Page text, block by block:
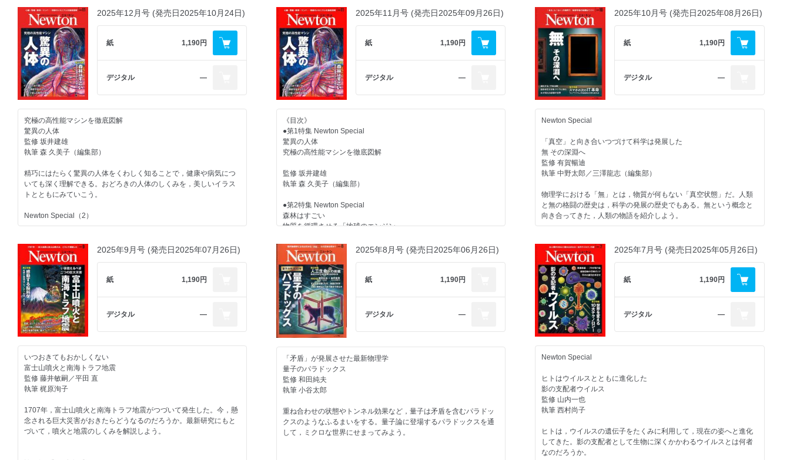
挑戦者
中村謙太郎 ─レアアース泥に挑む
南鳥島沖には希少な鉱物資源がある
聞き手 深谷 俊（編集部）
Topic
世界遺産の城
要塞から宮殿へ─城郭建築で読みとく人類史
写真 周 剣生
監修 中島智章
執筆 室橋織江
うその心理学
子供のうそは，心の成長の証
執筆 梶原洵子
Topic
透視の物理学
「宇宙線ミューオン」で，物体内部を撮影する
監修 森島邦博
執筆 小谷太郎
Topic
アンドロメダ銀河の 歩き方
衝突をくりかえしていた我が銀河の“隣人”
監修 森 正夫
執筆 小熊みどり
人工光合成 実用化への道
監修 佐山和弘
執筆 梶原洵子
シジュウカラの鳴き声には言葉があった
聞き手 深谷 俊（編集部）
Topic
タイル張りにひそむ数理
美しくも不思議な敷きつめ模様を鑑賞しよう
監修 小松和志
執筆 山田久美
Topic
消防テクノロジー最前線
監修 細川直史
執筆 鶴田智也（編集部）
Topic
衝突の痕跡から，地球史をたどる
監修 黒澤耕介
執筆 小熊みどり
定期購読のお申し込みはこちら
Newton Special（2）
生命・宇宙・気候の「今」を映す氷の大陸
激変する南極
大部分を氷におおわれる南極は，未解明の謎が多く残されてきた。
近年，南極で進む最新の研究によって気候変動の実態や生態系，宇
監修 杉山 慎／高橋晃周／久野成夫／吉田 滋
執筆 北原逸美
Topic
医療に革命をもたらす人工冬眠は実現可能か
監修 砂川玄志郎
天文学を変えた史上初の大型宇宙望遠鏡
監修 田村元秀
執筆 中野太郎
Topic
結び目の数学
絵で考える結び目の奥深い世界
監修 新庄玲子／田中 心
Topic
ミクロな構造が生む色と輝き
監修 吉岡伸也
執筆 小野寺佑紀
疲労と休息の科学
疲労の正体とは何か。どのような休息をとれば疲労は効果的に回復
するのか。最新研究をもとに科学的に解説しよう。
監修 渡辺恭良
執筆 西村尚子
挑戦者
大澤正彦─ドラえもんに挑む
意図を読みとり，人に寄り添うAIをつくる
聞き手 深谷 俊（編集部）
Topic
人間のとなりで暮らすクマ
街に出没する「アーバンベア」は なぜふえているのか？
監修 小池伸介
執筆 小野寺佑紀
Topic
「和算」の世界
日本独自に発展した高度な数学
監修 佐藤賢一
執筆 山田久美
Topic
歴史から消されたファラオ
ツタンカーメンの父，アクエンアテンの謎にせまる
写真 鈴木 革
監修 河合 望
執筆 迫野貴大（編集部）
Topic
道路の未来
監修 久田 真
執筆 梶原洵子
動きや変化の科学的なしくみを探る
錯視大図鑑
【試し読み】
Newton202512-098-099.jpg
Newton202601-070-071.jpg
静止画が動きだしたり，直線がゆがんでみえたり。脳をだますよう
につくられた，信じられないほど強力な錯視の数々をみていこう。
監修 北岡明佳
Topic
外ネコを取り巻く問題
【試し読み】
Newton202601-044-045.jpg
“国家レベルの多頭飼育崩壊”が生態系の破壊と感染症の蔓延を引きお
こす
監修 山田文雄／亘 悠哉
執筆 迫野貴大（編集部）
Topic
【試し読み】
Newton202601-054-055.jpg
周回機や探査車からとらえた赤い惑星の最新画像
監修 関根康人
執筆 岡本典明
Topic
エネルギーとは何か
エナジードリンクと宇宙をつなぐ物理学
監修 村山 斉
執筆 小谷太郎
Topic
転生した建築たち
見た目と用途の落差が，新たな魅力を生みだす
執筆 加藤まどみ
Topic
2025年12月号 (発売日2025年10月24日)
紙 1,190円
デジタル ―
究極の高性能マシンを徹底図解
驚異の人体
監修 坂井建雄
執筆 森 久美子（編集部）
精巧にはたらく驚異の人体をくわしく知ることで，健康や病気につ
いても深く理解できる。おどろきの人体のしくみを，美しいイラス
トとともにみていこう。
Newton Special（2）
森林はすごい
【試し読み】
Newton202511-058-059.jpg
Newton202511-060-061.jpg
森林が地球環境にあたえる影響は炭素の循環だけではない。飲み水
を供給したり，災害を防いだり，海の生物に栄養をあたえたりして
いる。土や微生物が果たす役割をみながら，森林が地球で果たす機
能を紹介しよう。
監修 藤井一至
Topic
JWSTがみた 宇宙の絶景
【試し読み】
Newton202511-044-045.jpg
赤外線でとらえた驚異の宇宙
監修 田村元秀
執筆 岡本典明
2025年11月号 (発売日2025年09月26日)
紙 1,190円
デジタル ―
《目次》
●第1特集 Newton Special
驚異の人体
究極の高性能マシンを徹底図解
監修 坂井建雄
執筆 森 久美子（編集部）
●第2特集 Newton Special
森林はすごい
物質を循環させる「地球のエンジン」
監修 藤井一至
執筆 今井明子
●Topic
JWSTがみた宇宙の絶景
赤外線でとらえた驚異の宇宙
監修 田村元秀
執筆 岡本典明
●Topic
AIは将棋をどう変えたか？
人工知能が人を超越した世界でおきたこと
協力 西尾 明／株式会社HEROZ
執筆 三澤龍志（編集部）
●Topic
アートで楽しむ数学の神秘
2025年10月号 (発売日2025年08月26日)
紙 1,190円
デジタル ―
Newton Special
「真空」と向き合いつづけて科学は発展した
無 その深淵へ
監修 有賀暢迪
執筆 中野太郎／三澤龍志（編集部）
物理学における「無」とは，物質が何もない「真空状態」だ。人類
と無の格闘の歴史は，科学の発展の歴史でもある。無という概念と
向き合ってきた，人類の物語を紹介しよう。
ウェアラブルと宇宙通信が日常を変える
スマホの次のIT革命
【試し読み】
Newton202510_068-069.jpg
Newton202510_070-071.jpg
ITの進化は，暮らしを革新的に変えつつある。AIで劇的な変化をと
げるウェアラブルから現実と仮想をつなぐ空間コンピューティング
まで，ITの最前線をみていこう。
執筆 尾崎太一
挑戦者
中村 玄─クジラに挑む
クジラは多くの謎に包まれた生物
【試し読み】
Newton202510_044-045.jpg
聞き手 迫野貴大（編集部）
Topic
ユークリッド宇宙望遠鏡 開眼
2025年9月号 (発売日2025年07月26日)
紙 1,190円
デジタル ―
いつおきてもおかしくない
富士山噴火と南海トラフ地震
監修 藤井敏嗣／平田 直
執筆 梶原洵子
1707年，富士山噴火と南海トラフ地震がつづいて発生した。今，懸
念される巨大災害がおきたらどうなるのだろうか。最新研究にもと
づいて，噴火と地震のしくみを解説しよう。
2025年8月号 (発売日2025年06月26日)
紙 1,190円
デジタル ―
「矛盾」が発展させた最新物理学
量子のパラドックス
監修 和田純夫
執筆 小谷太郎
重ね合わせの状態やトンネル効果など，量子は矛盾を含むパラドッ
クスのようなふるまいをする。量子論に登場するパラドックスを通
して，ミクロな世界にせまってみよう。
2025年7月号 (発売日2025年05月26日)
紙 1,190円
デジタル ―
Newton Special
ヒトはウイルスとともに進化した
影の支配者ウイルス
監修 山内一也
執筆 西村尚子
ヒトは，ウイルスの遺伝子をたくみに利用して，現在の姿へと進化
してきた。影の支配者として生物に深くかかわるウイルスとは何者
なのだろうか。